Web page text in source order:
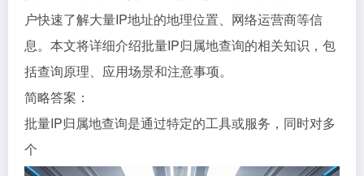
户快速了解大量IP地址的地理位置、网络运营商等信
息。本文将详细介绍批量IP归属地查询的相关知识，包
括查询原理、应用场景和注意事项。
简略答案：
批量IP归属地查询是通过特定的工具或服务，同时对多
个